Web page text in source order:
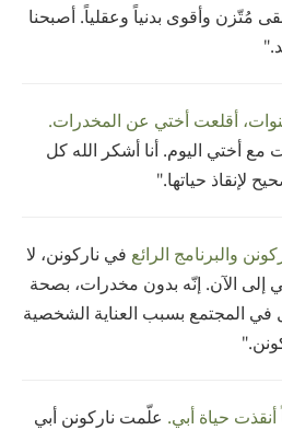
مُتّزن وأقوى بدنياً وعقلياً. أصبحنا
أقلعت أختي عن المخدرات.
مع أختي اليوم. أنا أشكر الله كل
لإنقاذ حياتها."
والبرنامج الرائع في ناركونن، لا
إلى الآن. إنّه بدون مخدرات، بصحة
المجتمع بسبب العناية الشخصية
حياة أبي. علّمت ناركونن أبي